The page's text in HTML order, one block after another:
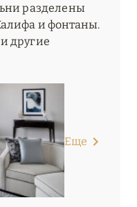
разделены
и фонтаны.
другие
Еще